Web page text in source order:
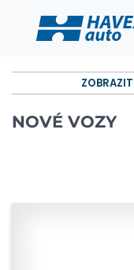
NOVÉ VOZY